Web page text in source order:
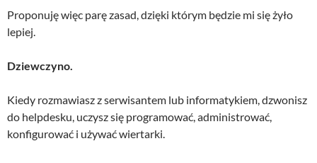
Proponuję więc parę zasad, dzięki którym będzie mi się żyło
lepiej.
Dziewczyno.
Kiedy rozmawiasz z serwisantem lub informatykiem, dzwonisz
do helpdesku, uczysz się programować, administrować,
konfigurować i używać wiertarki.